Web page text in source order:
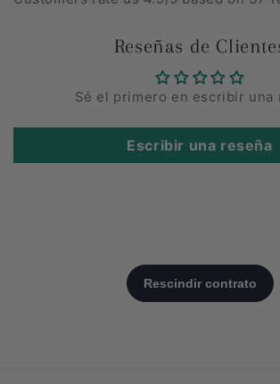
Reseñas de
Sé el primero en escribir una
Escribir una reseña